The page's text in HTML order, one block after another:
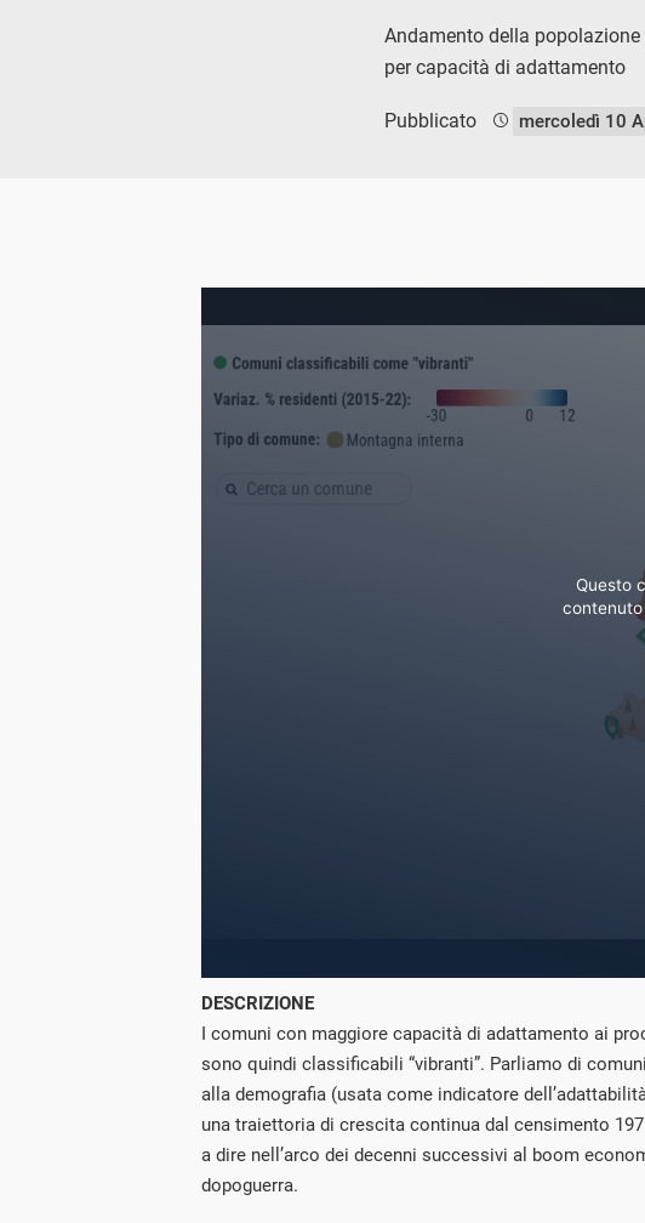
Andamento della
per capacità di adattamento
Pubblicato mercoledì 10
Questo
DESCRIZIONE
I comuni con maggiore capacità di adattamento ai
sono quindi classificabili “vibranti”. Parliamo di
alla demografia (usata come indicatore
una traiettoria di crescita continua dal censimento
a dire nell’arco dei decenni successivi al boom
dopoguerra.